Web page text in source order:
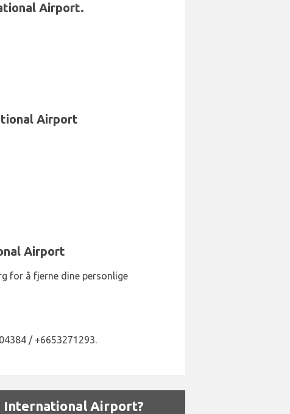
Airport.
Airport
Airport
for å fjerne dine personlige
/ +6653271293.
International Airport?